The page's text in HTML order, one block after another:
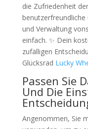
die Zufriedenheit
und Verwaltung
einfach. ✨ Dein
zufälligen
Glücksrad Lucky
Passen Sie
Und Die
Angenommen, Sie